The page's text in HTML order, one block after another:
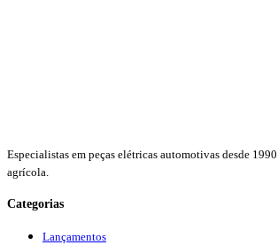
Especialistas em peças elétricas automotivas desde
agrícola.
Categorias
Lançamentos